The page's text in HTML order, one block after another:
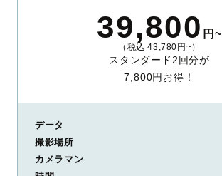
39,800 円~
（税込 43,780円~）
スタンダード2回分が
7,800円お得！
データ
撮影場所
カメラマン